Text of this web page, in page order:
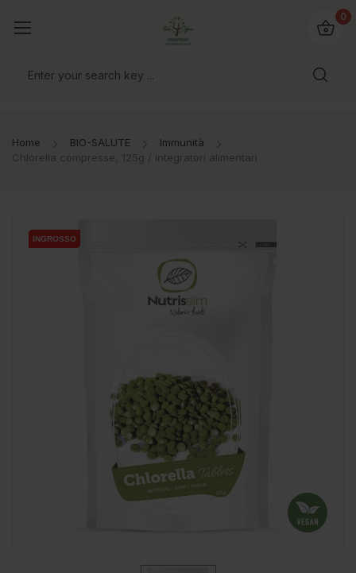
mondo!
0
Home BIO-SALUTE
Immunità
Chlorella compresse, 125g / integratori alimentari
INGROSSO
INGROSSO